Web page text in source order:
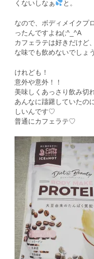
くないしなぁ
と。
なので、ボディメイクプ
ったんですよね(;^_^A
カフェラテは好きだけど
な味でも飲めないでしょ
けれども！
意外や意外！！
美味しくあっさり飲み切
あんなに躊躇していたの
しいんです♡
普通にカフェラテ♡